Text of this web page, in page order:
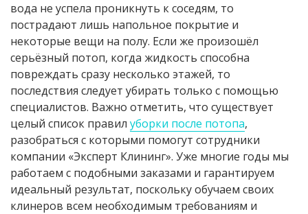
вода не успела проникнуть к соседям, то
пострадают лишь напольное покрытие и
некоторые вещи на полу. Если же произошёл
серьёзный потоп, когда жидкость способна
повреждать сразу несколько этажей, то
последствия следует убирать только с помощью
специалистов. Важно отметить, что существует
целый список правил уборки после потопа,
разобраться с которыми помогут сотрудники
компании «Эксперт Клининг». Уже многие годы мы
работаем с подобными заказами и гарантируем
идеальный результат, поскольку обучаем своих
клинеров всем необходимым требованиям и